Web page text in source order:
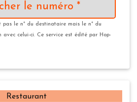
le numéro *
pas le n° du destinataire mais le n° du
avec celui-ci. Ce service est édité par Hop-
Restaurant